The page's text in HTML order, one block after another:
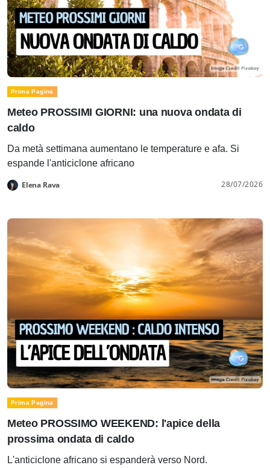
Prima Pagina
Meteo PROSSIMI GIORNI: una nuova ondata di
caldo
Da metà settimana aumentano le temperature e afa. Si
espande l'anticiclone africano
Elena Rava 28/07/2026
Prima Pagina
Meteo PROSSIMO WEEKEND: l'apice della
prossima ondata di caldo
L'anticiclone africano si espanderà verso Nord.